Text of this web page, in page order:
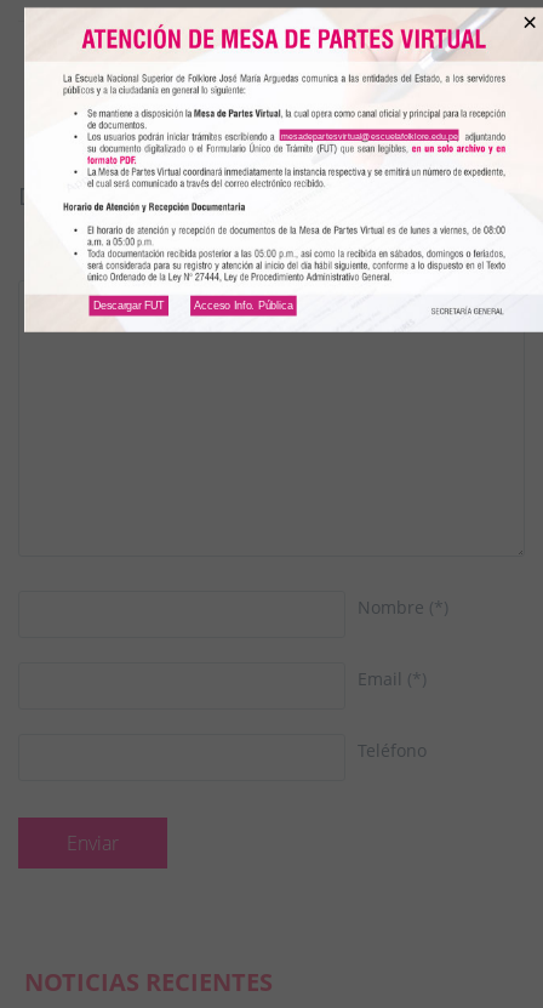
DEJAR UN COMENTARIO
Nombre (*)
Email (*)
Teléfono
NOTICIAS RECIENTES
Descargar FUT
×
Acceso Info. Pública
mesadepartesvirtual@escuelafolklore.edu.pe